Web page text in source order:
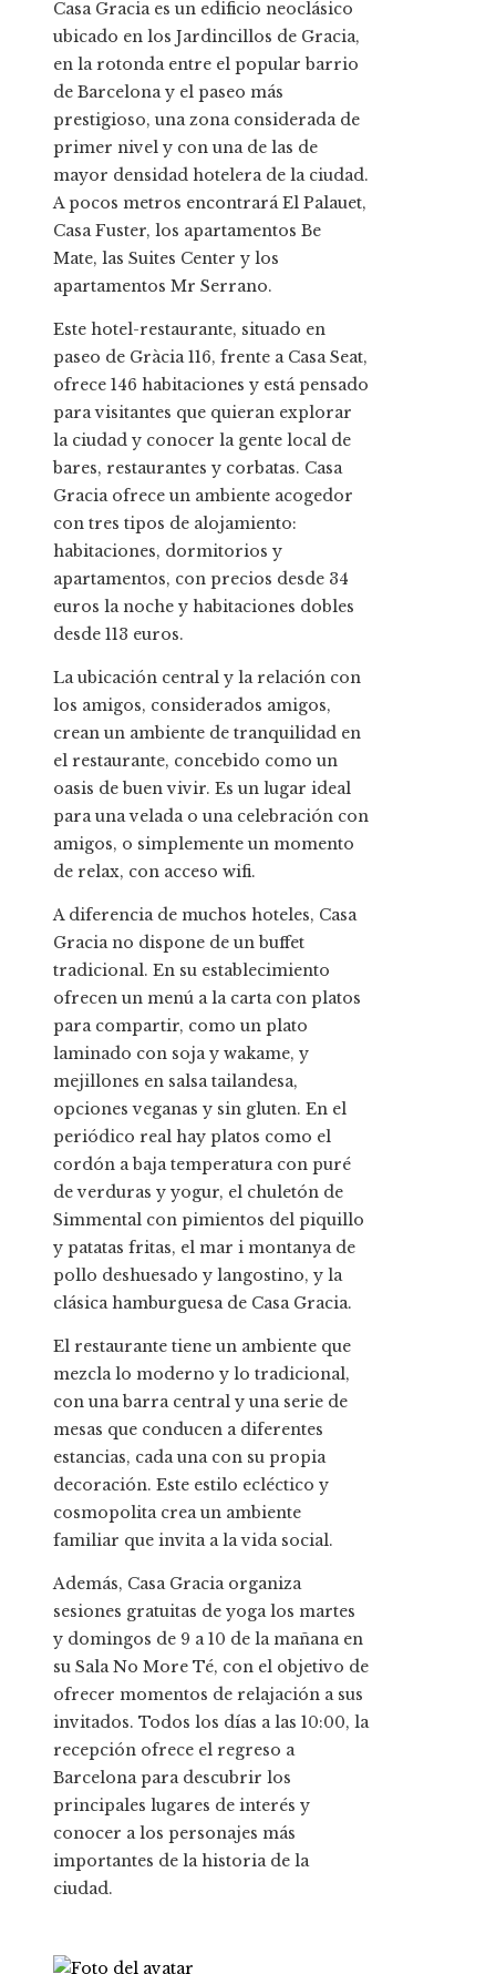
Casa Gracia es un edificio neoclásico
ubicado en los Jardincillos de Gracia,
en la rotonda entre el popular barrio
de Barcelona y el paseo más
prestigioso, una zona considerada de
primer nivel y con una de las de
mayor densidad hotelera de la ciudad.
A pocos metros encontrará El Palauet,
Casa Fuster, los apartamentos Be
Mate, las Suites Center y los
apartamentos Mr Serrano.
Este hotel-restaurante, situado en
paseo de Gràcia 116, frente a Casa Seat,
ofrece 146 habitaciones y está pensado
para visitantes que quieran explorar
la ciudad y conocer la gente local de
bares, restaurantes y corbatas. Casa
Gracia ofrece un ambiente acogedor
con tres tipos de alojamiento:
habitaciones, dormitorios y
apartamentos, con precios desde 34
euros la noche y habitaciones dobles
desde 113 euros.
La ubicación central y la relación con
los amigos, considerados amigos,
crean un ambiente de tranquilidad en
el restaurante, concebido como un
oasis de buen vivir. Es un lugar ideal
para una velada o una celebración con
amigos, o simplemente un momento
de relax, con acceso wifi.
A diferencia de muchos hoteles, Casa
Gracia no dispone de un buffet
tradicional. En su establecimiento
ofrecen un menú a la carta con platos
para compartir, como un plato
laminado con soja y wakame, y
mejillones en salsa tailandesa,
opciones veganas y sin gluten. En el
periódico real hay platos como el
cordón a baja temperatura con puré
de verduras y yogur, el chuletón de
Simmental con pimientos del piquillo
y patatas fritas, el mar i montanya de
pollo deshuesado y langostino, y la
clásica hamburguesa de Casa Gracia.
El restaurante tiene un ambiente que
mezcla lo moderno y lo tradicional,
con una barra central y una serie de
mesas que conducen a diferentes
estancias, cada una con su propia
decoración. Este estilo ecléctico y
cosmopolita crea un ambiente
familiar que invita a la vida social.
Además, Casa Gracia organiza
sesiones gratuitas de yoga los martes
y domingos de 9 a 10 de la mañana en
su Sala No More Té, con el objetivo de
ofrecer momentos de relajación a sus
invitados. Todos los días a las 10:00, la
recepción ofrece el regreso a
Barcelona para descubrir los
principales lugares de interés y
conocer a los personajes más
importantes de la historia de la
ciudad.